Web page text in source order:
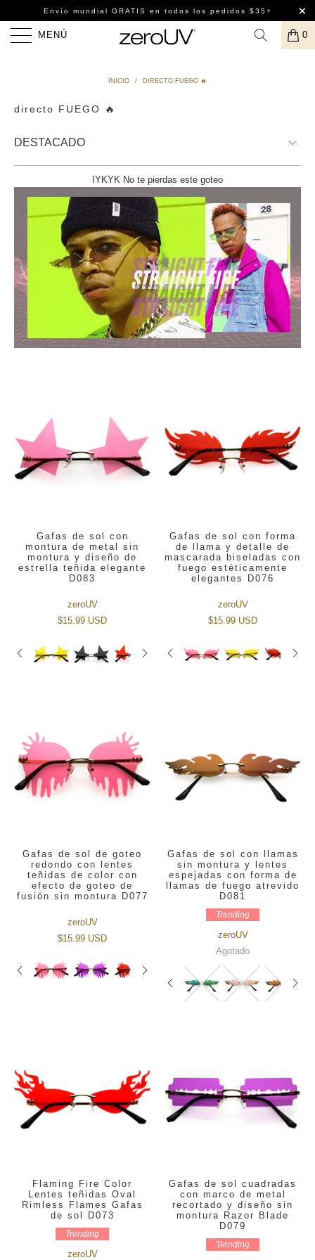
Envío mundial GRATIS en todos los pedidos $35+
MENÚ 0
INICIO / DIRECTO FUEGO 🔥
directo FUEGO 🔥
IYKYK No te pierdas este goteo
Gafas de sol con
montura de metal sin
montura y diseño de
estrella teñida elegante
D083
zeroUV
$15.99 USD
Gafas de sol con forma
de llama y detalle de
mascarada biseladas con
fuego estéticamente
elegantes D076
zeroUV
$15.99 USD
Gafas de sol de goteo
redondo con lentes
teñidas de color con
efecto de goteo de
fusión sin montura D077
zeroUV
$15.99 USD
Gafas de sol con llamas
sin montura y lentes
espejadas con forma de
llamas de fuego atrevido
D081
Trending
zeroUV
Agotado
Flaming Fire Color
Lentes teñidas Oval
Rimless Flames Gafas
de sol D073
Trending
zeroUV
Gafas de sol cuadradas
con marco de metal
recortado y diseño sin
montura Razor Blade
D079
Trending